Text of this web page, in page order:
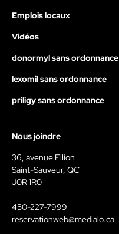
Emplois locaux
Vidéos
donormyl sans ordonnance
lexomil sans ordonnance
priligy sans ordonnance
Nous joindre
36, avenue Filion
Saint-Sauveur, QC
J0R 1R0
450-227-7999
reservationweb@medialo.ca